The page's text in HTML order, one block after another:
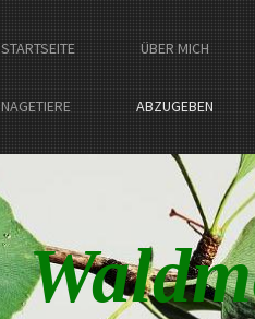
STARTSEITE ÜBER MICH
NAGETIERE ABZUGEBEN